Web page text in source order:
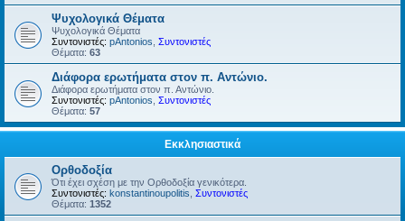
Ψυχολογικά Θέματα
Ψυχολογικά Θέματα
Συντονιστές: pAntonios Συντονιστές
Θέματα: 63
Διάφορα ερωτήματα στον π. Αντώνιο.
Διάφορα ερωτήματα στον π. Αντώνιο.
Συντονιστές: pAntonios Συντονιστές
Θέματα: 57
Εκκλησιαστικά
Ορθοδοξία
Ότι έχει σχέση με την Ορθοδοξία γενικότερα.
Συντονιστές: konstantinoupolitis Συντονιστές
Θέματα: 1352